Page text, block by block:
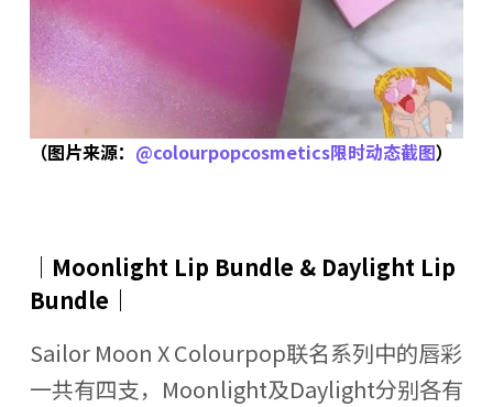
（图片来源： @colourpopcosmetics限时动态截图）
｜Moonlight Lip Bundle & Daylight Lip
Bundle｜
Sailor Moon X Colourpop联名系列中的唇彩
一共有四支，Moonlight及Daylight分别各有